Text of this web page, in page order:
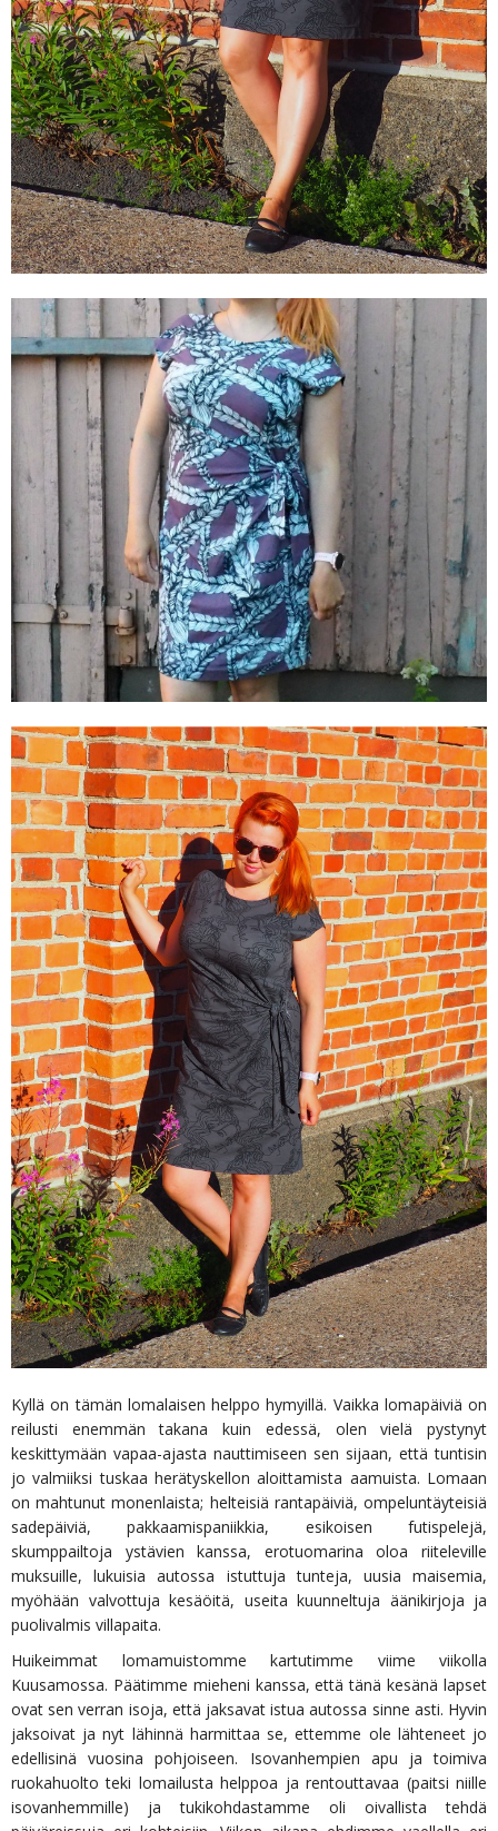
Kyllä on tämän lomalaisen helppo hymyillä. Vaikka lomapäiviä on
reilusti enemmän takana kuin edessä, olen vielä pystynyt
keskittymään vapaa-ajasta nauttimiseen sen sijaan, että tuntisin
jo valmiiksi tuskaa herätyskellon aloittamista aamuista. Lomaan
on mahtunut monenlaista; helteisiä rantapäiviä, ompeluntäyteisiä
sadepäiviä, pakkaamispaniikkia, esikoisen futispelejä,
skumppailtoja ystävien kanssa, erotuomarina oloa riiteleville
muksuille, lukuisia autossa istuttuja tunteja, uusia maisemia,
myöhään valvottuja kesäöitä, useita kuunneltuja äänikirjoja ja
puolivalmis villapaita.
Huikeimmat lomamuistomme kartutimme viime viikolla
Kuusamossa. Päätimme mieheni kanssa, että tänä kesänä lapset
ovat sen verran isoja, että jaksavat istua autossa sinne asti. Hyvin
jaksoivat ja nyt lähinnä harmittaa se, ettemme ole lähteneet jo
edellisinä vuosina pohjoiseen. Isovanhempien apu ja toimiva
ruokahuolto teki lomailusta helppoa ja rentouttavaa (paitsi niille
isovanhemmille) ja tukikohdastamme oli oivallista tehdä